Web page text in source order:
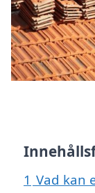
1 Vad kan